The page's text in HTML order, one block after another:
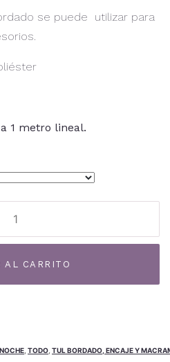
se puede utilizar para
1 metro lineal.
AL CARRITO
TODO TUL BORDADO, ENCAJE Y